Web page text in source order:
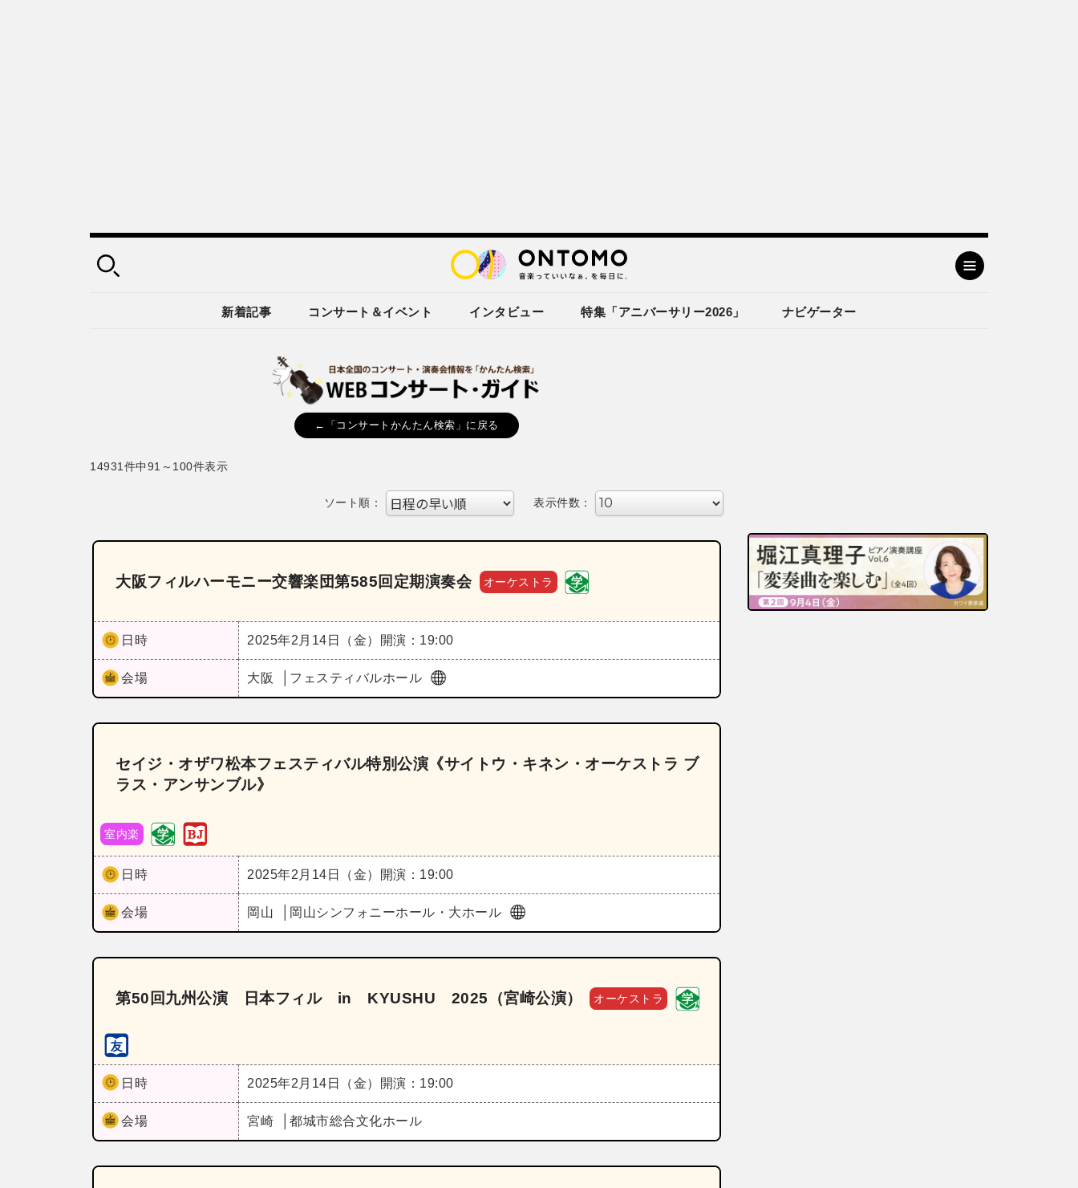
新着記事 コンサート＆イベント インタビュー 特集「アニバーサリー2026」 ナビゲーター
←「コンサートかんたん検索」に戻る
14931件中91～100件表示
ソート順： 表示件数：
大阪フィルハーモニー交響楽団第585回定期演奏会 オーケストラ
日時 2025年2月14日（金） 開演：19:00
会場 大阪 フェスティバルホール
セイジ・オザワ松本フェスティバル特別公演《サイトウ・キネン・オーケストラ ブ
ラス・アンサンブル》
室内楽
日時 2025年2月14日（金） 開演：19:00
会場 岡山 岡山シンフォニーホール・大ホール
第50回九州公演 日本フィル in KYUSHU 2025（宮崎公演） オーケストラ
日時 2025年2月14日（金） 開演：19:00
会場 宮崎 都城市総合文化ホール